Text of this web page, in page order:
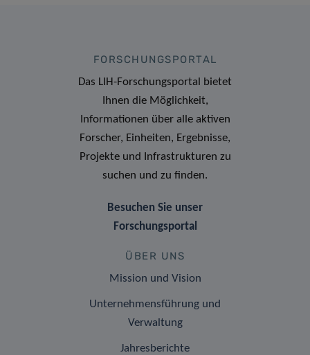
FORSCHUNGSPORTAL
Das LIH-Forschungsportal bietet
Ihnen die Möglichkeit,
Informationen über alle aktiven
Forscher, Einheiten, Ergebnisse,
Projekte und Infrastrukturen zu
suchen und zu finden.
Besuchen Sie unser
Forschungsportal
ÜBER UNS
Mission und Vision
Unternehmensführung und
Verwaltung
Jahresberichte